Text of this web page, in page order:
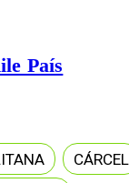
País
CÁRCEL